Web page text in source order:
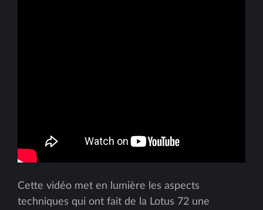
Cette vidéo met en lumière les aspects
techniques qui ont fait de la Lotus 72 une